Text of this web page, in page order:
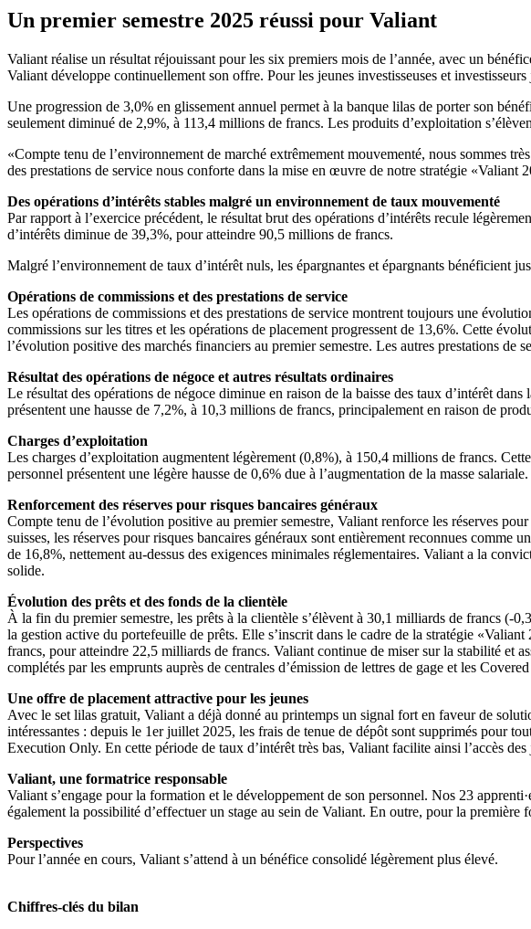
Un premier semestre 2025 réussi pour Valiant
Valiant réalise un résultat réjouissant pour les six premiers mois de l’année, avec un
Valiant développe continuellement son offre. Pour les jeunes investisseuses et
Une progression de 3,0% en glissement annuel permet à la banque lilas de porter son
seulement diminué de 2,9%, à 113,4 millions de francs. Les produits d’exploitation
«Compte tenu de l’environnement de marché extrêmement mouvementé, nous sommes
des prestations de service nous conforte dans la mise en œuvre de notre stratégie
Des opérations d’intérêts stables malgré un environnement de taux mouvementé
Par rapport à l’exercice précédent, le résultat brut des opérations d’intérêts recule
d’intérêts diminue de 39,3%, pour atteindre 90,5 millions de francs.
Malgré l’environnement de taux d’intérêt nuls, les épargnantes et épargnants bénéficient
Opérations de commissions et des prestations de service
Les opérations de commissions et des prestations de service montrent toujours une
commissions sur les titres et les opérations de placement progressent de 13,6%. Cette
l’évolution positive des marchés financiers au premier semestre. Les autres prestations de
Résultat des opérations de négoce et autres résultats ordinaires
Le résultat des opérations de négoce diminue en raison de la baisse des taux d’intérêt
présentent une hausse de 7,2%, à 10,3 millions de francs, principalement en raison de
Charges d’exploitation
Les charges d’exploitation augmentent légèrement (0,8%), à 150,4 millions de francs.
personnel présentent une légère hausse de 0,6% due à l’augmentation de la masse
Renforcement des réserves pour risques bancaires généraux
Compte tenu de l’évolution positive au premier semestre, Valiant renforce les réserves
suisses, les réserves pour risques bancaires généraux sont entièrement reconnues
de 16,8%, nettement au-dessus des exigences minimales réglementaires. Valiant a la
solide.
Évolution des prêts et des fonds de la clientèle
À la fin du premier semestre, les prêts à la clientèle s’élèvent à 30,1 milliards de francs (-
la gestion active du portefeuille de prêts. Elle s’inscrit dans le cadre de la stratégie
francs, pour atteindre 22,5 milliards de francs. Valiant continue de miser sur la stabilité et
complétés par les emprunts auprès de centrales d’émission de lettres de gage et les
Une offre de placement attractive pour les jeunes
Avec le set lilas gratuit, Valiant a déjà donné au printemps un signal fort en faveur de
intéressantes : depuis le 1er juillet 2025, les frais de tenue de dépôt sont supprimés pour
Execution Only. En cette période de taux d’intérêt très bas, Valiant facilite ainsi l’accès des
Valiant, une formatrice responsable
Valiant s’engage pour la formation et le développement de son personnel. Nos 23
également la possibilité d’effectuer un stage au sein de Valiant. En outre, pour la
Perspectives
Pour l’année en cours, Valiant s’attend à un bénéfice consolidé légèrement plus élevé.
Chiffres-clés du bilan